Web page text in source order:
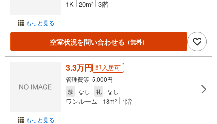
もっと見る
1K 20m2 3階
空室状況を問い合わせる （無料）
もっと見る
3.3万円 即入居可
管理費等 5,000円
敷
なし 礼 なし
ワンルーム 18m2 1階